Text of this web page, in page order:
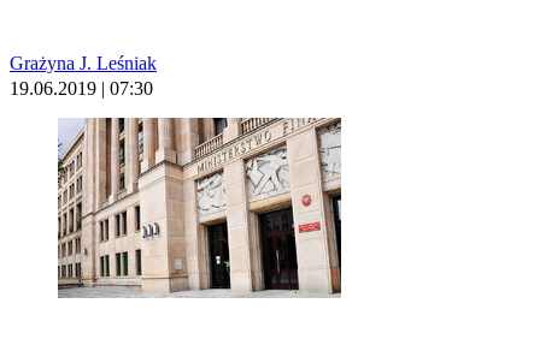
Grażyna J. Leśniak
19.06.2019 | 07:30